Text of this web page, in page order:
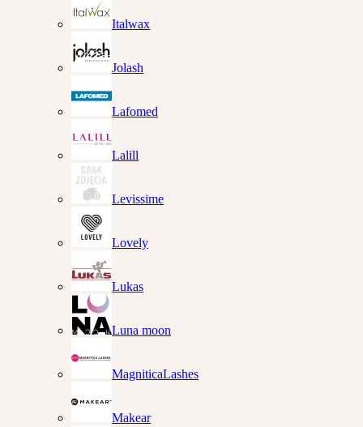
Italwax
Jolash
Lafomed
Lalill
Levissime
Lovely
Lukas
Luna moon
MagniticaLashes
Makear